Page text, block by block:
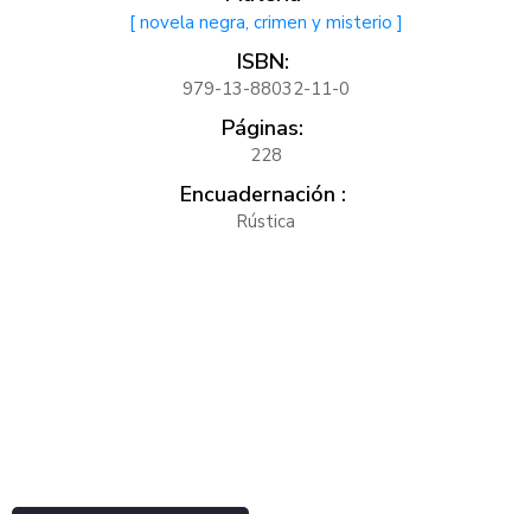
[ novela negra, crimen y misterio ]
ISBN:
979-13-88032-11-0
Páginas:
228
Encuadernación :
Rústica